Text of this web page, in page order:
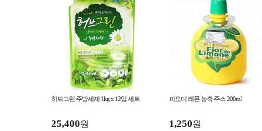
허브그린 주방세제 1kg x 12입 세트
25,400원
피오디 레몬 농축 주스 200ml
1,250원